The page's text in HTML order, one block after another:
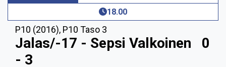
18.00
P10 (2016), P10 Taso 3
Jalas/-17 - Sepsi Valkoinen
0
- 3